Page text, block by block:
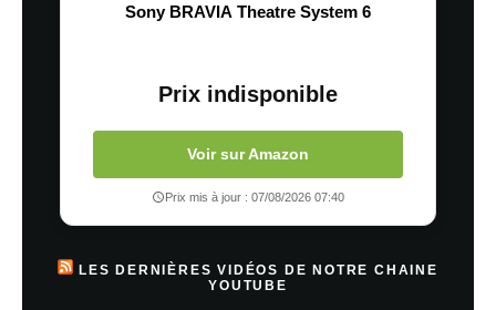
Sony BRAVIA Theatre System 6
Prix indisponible
Voir sur Amazon
Prix mis à jour : 07/08/2026 07:40
LES DERNIÈRES VIDÉOS DE NOTRE CHAINE
YOUTUBE